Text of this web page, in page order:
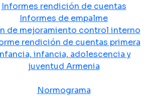
Informes rendición de cuentas
Informes de empalme
de mejoramiento control interno
rendición de cuentas primera
infancia, adolescencia y
juventud Armenia
Normograma